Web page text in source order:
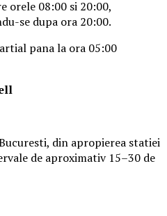
orele 08:00 si 20:00,
se dupa ora 20:00.
pana la ora 05:00
din apropierea statiei
de aproximativ 15–30 de